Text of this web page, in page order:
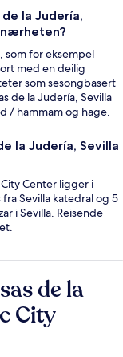
de la Judería,
for eksempel
med en deilig
som sesongbasert
de la Judería, Sevilla
/ hammam og hage.
la Judería, Sevilla
City Center ligger i
Sevilla katedral og 5
i Sevilla. Reisende
de la
City